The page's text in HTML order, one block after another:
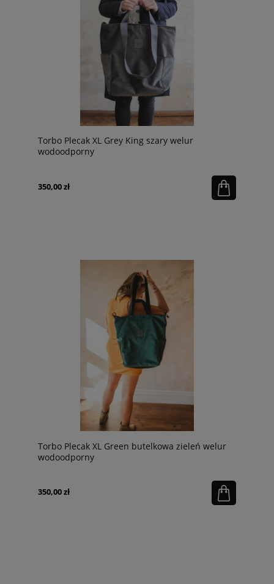
Torbo Plecak XL Grey King szary welur
wodoodporny
350,00 zł
Torbo Plecak XL Green butelkowa zieleń welur
wodoodporny
350,00 zł